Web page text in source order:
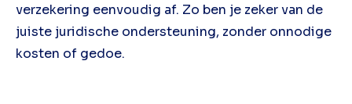
verzekering eenvoudig af. Zo ben je zeker van de
juiste juridische ondersteuning, zonder onnodige
kosten of gedoe.